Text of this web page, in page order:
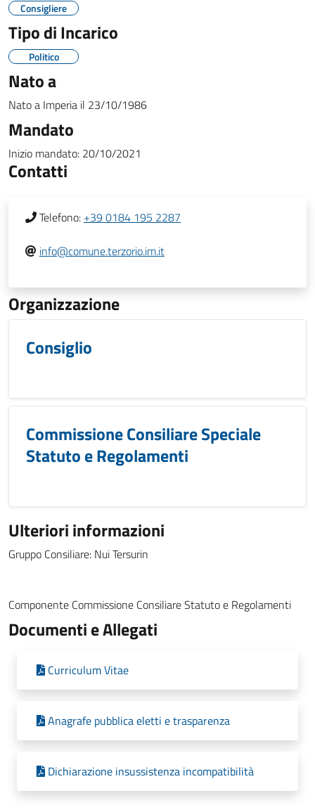
Consigliere
Tipo di Incarico
Politico
Nato a
Nato a Imperia il 23/10/1986
Mandato
Inizio mandato: 20/10/2021
Contatti
Telefono: +39 0184 195 2287
info@comune.terzorio.im.it
Organizzazione
Consiglio
Commissione Consiliare Speciale
Statuto e Regolamenti
Ulteriori informazioni
Gruppo Consiliare: Nui Tersurin
Componente Commissione Consiliare Statuto e Regolamenti
Documenti e Allegati
Curriculum Vitae
Anagrafe pubblica eletti e trasparenza
Dichiarazione insussistenza incompatibilità